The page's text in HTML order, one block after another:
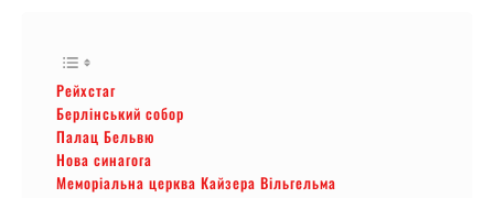
Рейхстаг
Берлінський собор
Палац Бельвю
Нова синагога
Меморіальна церква Кайзера Вільгельма